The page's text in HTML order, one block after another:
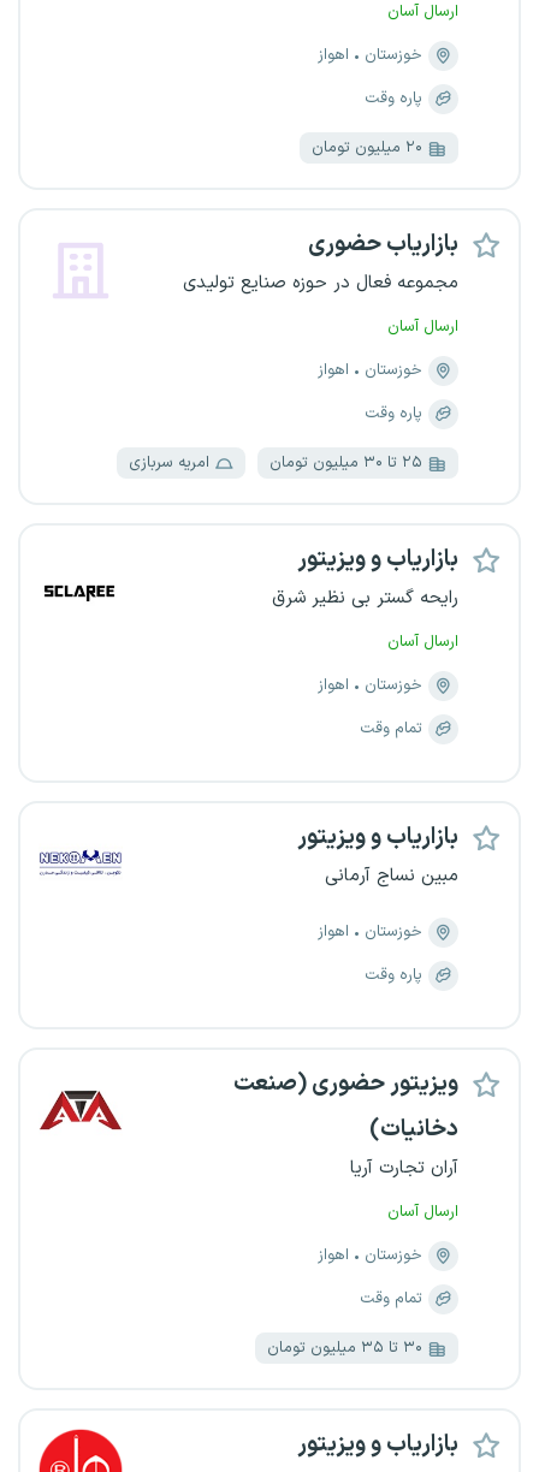
ارسال آسان
خوزستان
اهواز
پاره وقت
۲۰ میلیون تومان
بازاریاب حضوری
مجموعه فعال در حوزه صنایع تولیدی
ارسال آسان
خوزستان
اهواز
پاره وقت
۲۵ تا ۳۰ میلیون تومان امریه سربازی
بازاریاب و ویزیتور
رایحه گستر بی نظیر شرق
ارسال آسان
خوزستان
اهواز
تمام وقت
بازاریاب و ویزیتور
مبین نساج آرمانی
خوزستان
اهواز
پاره وقت
ویزیتور حضوری (صنعت
دخانیات)
آران تجارت آریا
ارسال آسان
خوزستان
اهواز
تمام وقت
۳۰ تا ۳۵ میلیون تومان
بازاریاب و ویزیتور